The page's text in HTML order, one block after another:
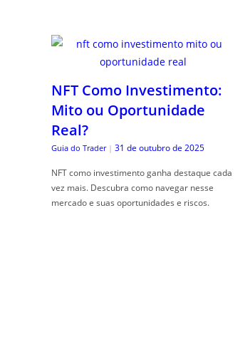
NFT Como Investimento:
Mito ou Oportunidade
Real?
Guia do Trader | 31 de outubro de 2025
NFT como investimento ganha destaque cada
vez mais. Descubra como navegar nesse
mercado e suas oportunidades e riscos.